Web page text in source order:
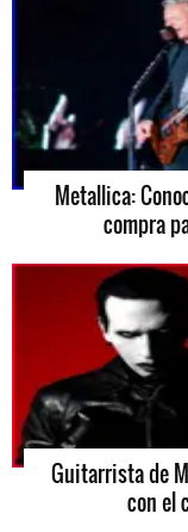
Metallica:
compra
Guitarrista de
con el